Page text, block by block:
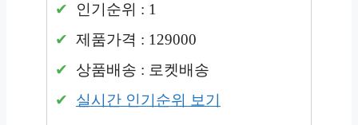
인기순위 : 1
제품가격 : 129000
상품배송 : 로켓배송
실시간 인기순위 보기